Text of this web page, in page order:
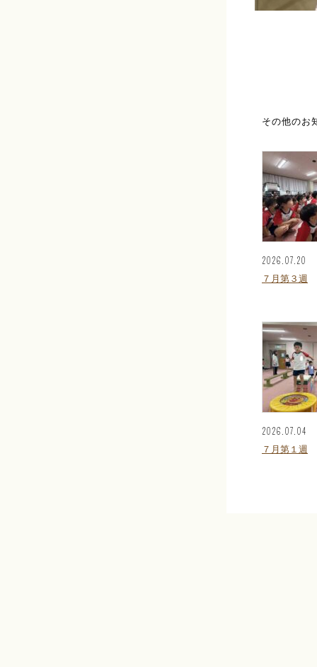
その他のお
2026.07.20
７月第３週
2026.07.04
７月第１週